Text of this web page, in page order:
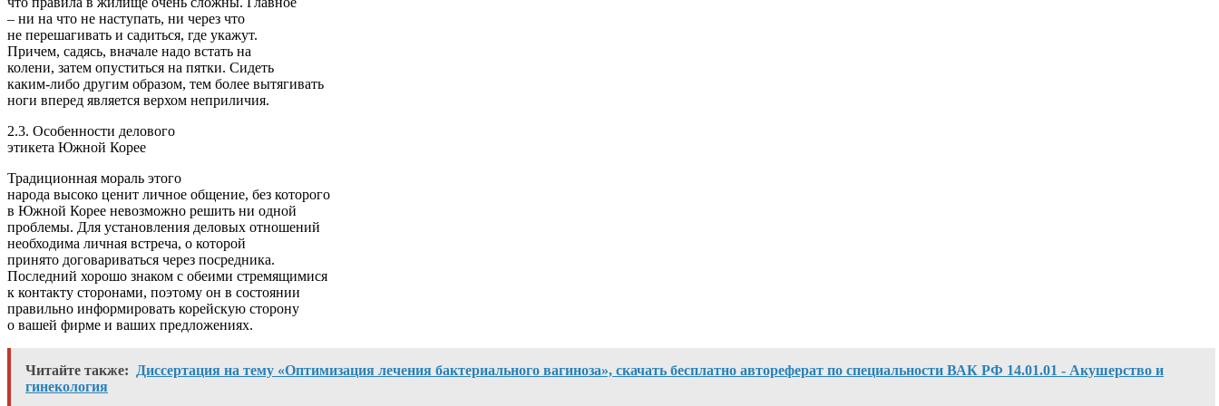
– ни на что не наступать, ни через что
не перешагивать и садиться, где укажут.
Причем, садясь, вначале надо встать на
колени, затем опуститься на пятки. Сидеть
каким-либо другим образом, тем более вытягивать
ноги вперед является верхом неприличия.
2.3. Особенности делового
этикета Южной Корее
Традиционная мораль этого
народа высоко ценит личное общение, без которого
в Южной Корее невозможно решить ни одной
проблемы. Для установления деловых отношений
необходима личная встреча, о которой
принято договариваться через посредника.
Последний хорошо знаком с обеими стремящимися
к контакту сторонами, поэтому он в состоянии
правильно информировать корейскую сторону
о вашей фирме и ваших предложениях.
Читайте также:
Диссертация на тему «Оптимизация лечения бактериального вагиноза», скачать бесплатно автореферат по специальности ВАК РФ 14.01.01 - Акушерство и
гинекология